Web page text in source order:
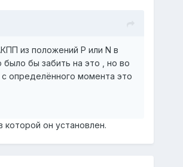
из положений P или N в
бы забить на это , но во
определённого момента это
он установлен.